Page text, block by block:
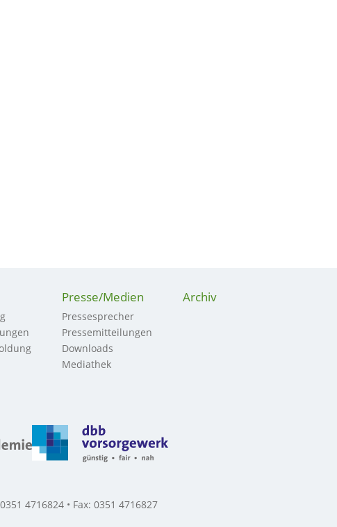
Presse/Medien
Pressesprecher
Pressemitteilungen
Downloads
Mediathek
Archiv
4716824 • Fax: 0351 4716827